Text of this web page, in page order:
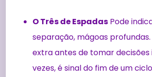
O Três de Espadas Pode
separação, mágoas
extra antes de tomar decisões
vezes, é sinal do fim de um